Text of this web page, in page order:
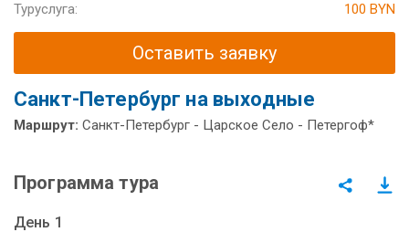
Туруслуга:
100 BYN
Оставить заявку
Санкт-Петербург на выходные
Маршрут: Санкт-Петербург - Царское Село - Петергоф*
Программа тура
День 1